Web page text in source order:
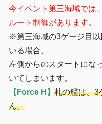
今イベント第三海域では
ルート制御があります。
※第三海域の3ゲージ目以
いる場合、
左側からのスタートにな
いてしまいます。
【Force H】 札の艦は、3
ん。